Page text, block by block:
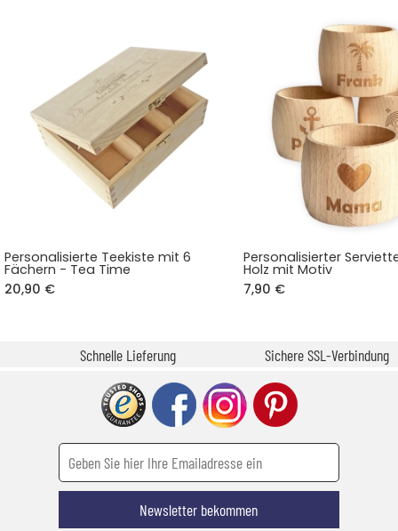
Personalisierte Teekiste mit 6
Fächern - Tea Time
20,90 €
Personalisierter
Holz mit Motiv
7,90 €
Schnelle Lieferung Sichere SSL-Verbindung
Newsletter bekommen